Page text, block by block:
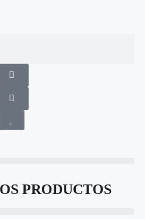
PRODUCTOS